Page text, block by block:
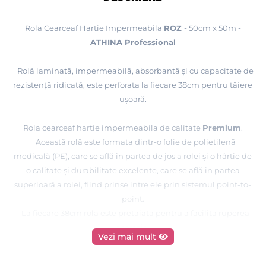
Rola Cearceaf Hartie Impermeabila ROZ - 50cm x 50m -
ATHINA Professional
Rolă laminată, impermeabilă, absorbantă și cu capacitate de
rezistență ridicată, este perforata la fiecare 38cm pentru tăiere
ușoară.
Rola cearceaf hartie impermeabila de calitate Premium
Această rolă este formata dintr-o folie de polietilenă
medicală (PE), care se află în partea de jos a rolei și o hârtie de
o calitate și durabilitate excelente, care se află în partea
superioară a rolei,fiind prinse intre ele prin sistemul point-to-
point
acesteia.
Vezi mai mult